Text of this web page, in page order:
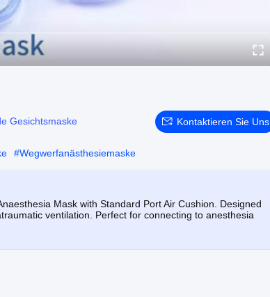
Gesichtsmaske Kontaktieren Sie Uns
#Wegwerfanästhesiemaske
Mask with Standard Port Air Cushion. Designed
ventilation. Perfect for connecting to anesthesia